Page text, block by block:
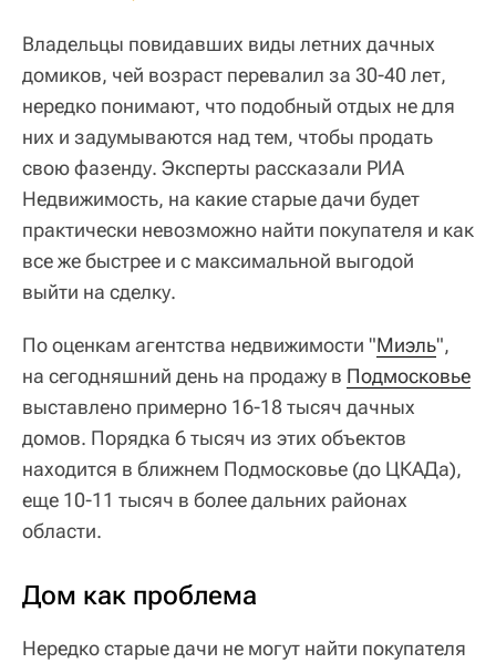
Владельцы повидавших виды летних дачных
домиков, чей возраст перевалил за 30-40 лет,
нередко понимают, что подобный отдых не для
них и задумываются над тем, чтобы продать
свою фазенду. Эксперты рассказали РИА
Недвижимость, на какие старые дачи будет
практически невозможно найти покупателя и как
все же быстрее и с максимальной выгодой
выйти на сделку.
По оценкам агентства недвижимости "Миэль",
на сегодняшний день на продажу в Подмосковье
выставлено примерно 16-18 тысяч дачных
домов. Порядка 6 тысяч из этих объектов
находится в ближнем Подмосковье (до ЦКАДа),
еще 10-11 тысяч в более дальних районах
области.
Дом как проблема
Нередко старые дачи не могут найти покупателя